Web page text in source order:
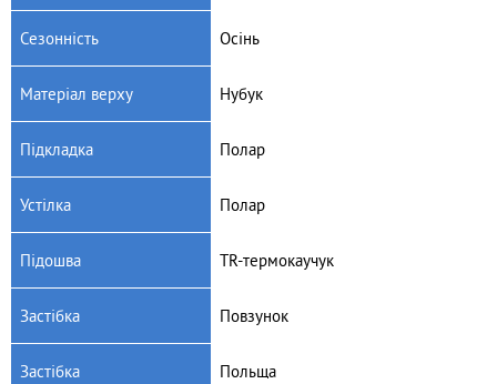
Сезонність Осінь
Матеріал верху Нубук
Підкладка Полар
Устілка Полар
Підошва TR-термокаучук
Застібка Повзунок
Застібка Польща